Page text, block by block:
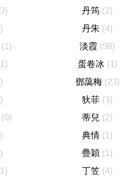
丹筠 (2)
丹朱 (4)
(1) 淡霞 (98)
蛋卷冰 (1)
鄧藹梅 (23)
狄菲 (3)
(0) 蒂兒 (2)
典情 (1)
疊穎 (1)
丁笠 (4)